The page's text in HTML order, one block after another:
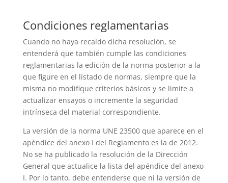
Condiciones reglamentarias
Cuando no haya recaído dicha resolución, se
entenderá que también cumple las condiciones
reglamentarias la edición de la norma posterior a la
que figure en el listado de normas, siempre que la
misma no modifique criterios básicos y se limite a
actualizar ensayos o incremente la seguridad
intrínseca del material correspondiente.
La versión de la norma UNE 23500 que aparece en el
apéndice del anexo I del Reglamento es la de 2012.
No se ha publicado la resolución de la Dirección
General que actualice la lista del apéndice del anexo
I. Por lo tanto, debe entenderse que ni la versión de